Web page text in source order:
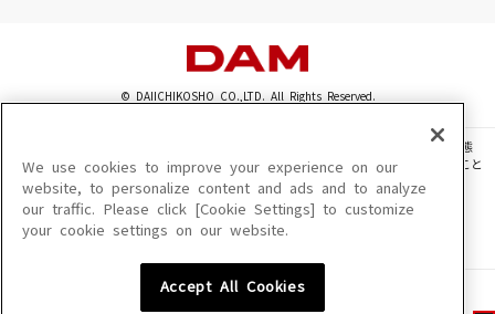
© DAIICHIKOSHO CO.,LTD. All Rights Reserved.
このサイトに掲載されている一切の文章・画像・写真・動画・音声等を、手段や形態
を問わず、著作権法の定める範囲を超えて無断で複製、転載、ファイル化などすること
を禁じます。
楽曲及びコンテンツは、機種によりご利用いただけない場合があります。
楽曲及びコンテンツの配信日、配信内容が変更になる場合があります。
We use cookies to improve your experience on our
website, to personalize content and ads and to analyze
our traffic. Please click [Cookie Settings] to customize
your cookie settings on our website.
Accept All Cookies